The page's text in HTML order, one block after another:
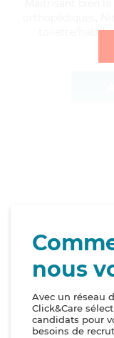
toilette/
nous
Avec un réseau
Click&Care
candidats pour
besoins de